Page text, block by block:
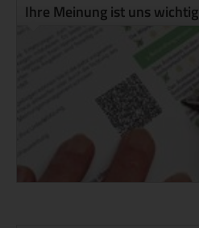
Ihre Meinung ist uns wichtig